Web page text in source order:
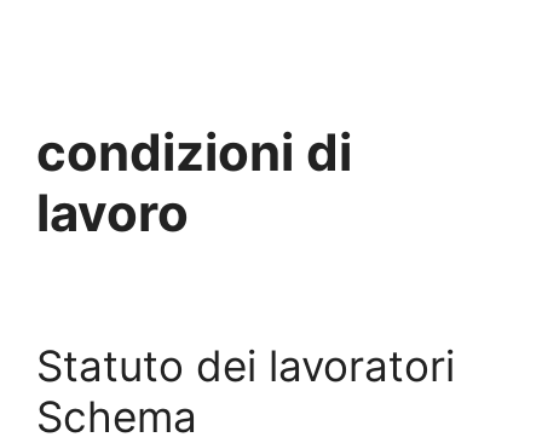
condizioni di
lavoro
Statuto dei lavoratori
Schema